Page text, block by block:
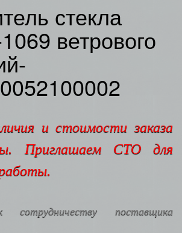
стекла
ветрового
и стоимости заказа
Приглашаем СТО для
поставщика